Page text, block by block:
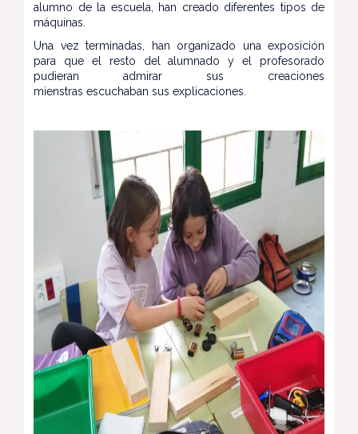
alumno de la escuela, han creado diferentes tipos de
máquinas.
Una vez terminadas, han organizado una exposición
para que el resto del alumnado y el profesorado
pudieran admirar sus creaciones
mienstras escuchaban sus explicaciones.